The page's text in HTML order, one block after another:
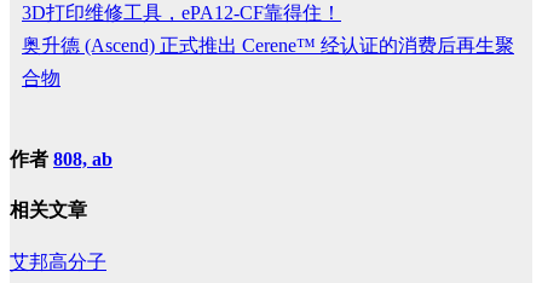
3D打印维修工具，ePA12-CF靠得住！
奥升德 (Ascend) 正式推出 Cerene™ 经认证的消费后再生聚
合物
作者 808, ab
相关文章
艾邦高分子